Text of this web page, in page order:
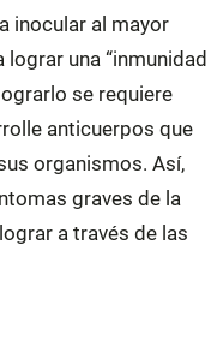
inocular al mayor
una “inmunidad
se requiere
anticuerpos que
organismos. Así,
graves de la
a través de las